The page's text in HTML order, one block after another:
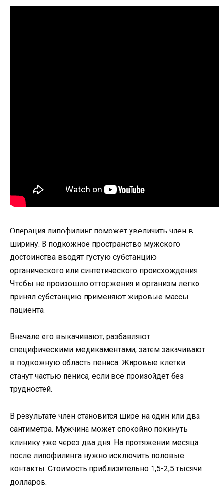
Операция липофилинг поможет увеличить член в
ширину. В подкожное пространство мужского
достоинства вводят густую субстанцию
органического или синтетического происхождения.
Чтобы не произошло отторжения и организм легко
принял субстанцию применяют жировые массы
пациента.
Вначале его выкачивают, разбавляют
специфическими медикаментами, затем закачивают
в подкожную область пениса. Жировые клетки
станут частью пениса, если все произойдет без
трудностей.
В результате член становится шире на один или два
сантиметра. Мужчина может спокойно покинуть
клинику уже через два дня. На протяжении месяца
после липофилинга нужно исключить половые
контакты. Стоимость приблизительно 1,5-2,5 тысячи
долларов.